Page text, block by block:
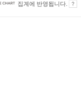
집계에 반영됩니다.